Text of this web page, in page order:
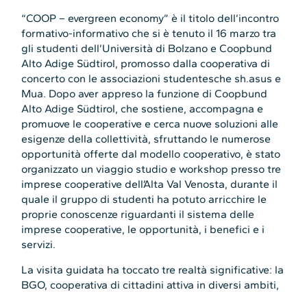
“COOP – evergreen economy” è il titolo dell’incontro
formativo-informativo che si è tenuto il 16 marzo tra
gli studenti dell’Università di Bolzano e Coopbund
Alto Adige Südtirol, promosso dalla cooperativa di
concerto con le associazioni studentesche sh.asus e
Mua. Dopo aver appreso la funzione di Coopbund
Alto Adige Südtirol, che sostiene, accompagna e
promuove le cooperative e cerca nuove soluzioni alle
esigenze della collettività, sfruttando le numerose
opportunità offerte dal modello cooperativo, è stato
organizzato un viaggio studio e workshop presso tre
imprese cooperative dell’Alta Val Venosta, durante il
quale il gruppo di studenti ha potuto arricchire le
proprie conoscenze riguardanti il sistema delle
imprese cooperative, le opportunità, i benefici e i
servizi.
La visita guidata ha toccato tre realtà significative: la
BGO, cooperativa di cittadini attiva in diversi ambiti,